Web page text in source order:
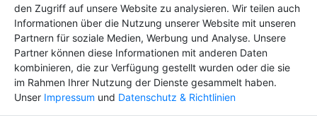
Bringen Sie Ihr Business nach vorn!
Newsletter abonnieren
den Zugriff auf unsere Website zu analysieren. Wir teilen auch
Informationen über die Nutzung unserer Website mit unseren
Partnern für soziale Medien, Werbung und Analyse. Unsere
Partner können diese Informationen mit anderen Daten
kombinieren, die zur Verfügung gestellt wurden oder die sie
im Rahmen Ihrer Nutzung der Dienste gesammelt haben.
Unser Impressum und Datenschutz & Richtlinien